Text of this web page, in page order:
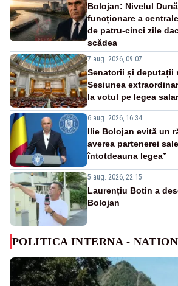
Bolojan: Nivelul
funcționare a
de patru-cinci zile
scădea
7 aug. 2026, 09:07
Senatorii și deputații
Sesiunea
la votul pe legea
6 aug. 2026, 16:34
Ilie Bolojan evită un
averea partenerei
întotdeauna legea”
5 aug. 2026, 22:15
Laurențiu Botin a
Bolojan
POLITICA INTERNA -